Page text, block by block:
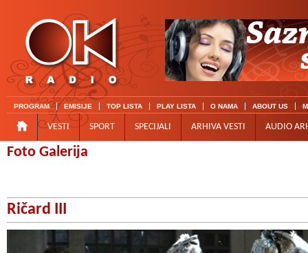
PROGRAM EMISIJE TOP LISTA PLAY LISTA O NAMA ABOUT US
VESTI SPORT SPECIJALI ARHIVA VESTI AUDIO
Foto Galerija
Ričard III